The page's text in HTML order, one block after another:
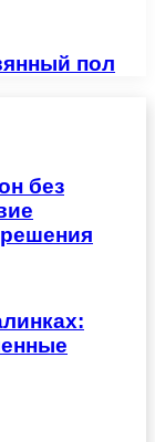
пол
без